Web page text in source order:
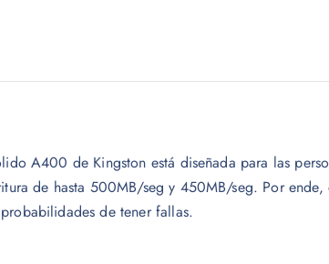
A400 de Kingston está diseñada para las
de hasta 500MB/seg y 450MB/seg. Por
de tener fallas.